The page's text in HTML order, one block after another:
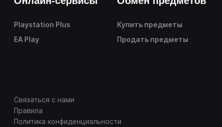
Playstation Plus
EA Play
Купить предметы
Продать предметы
Связаться с нами
Правила
Политика конфиденциальности